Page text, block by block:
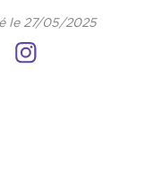
le 27/05/2025